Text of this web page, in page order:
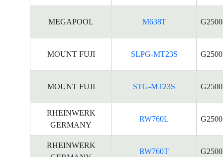
MEGAPOOL M638T
MOUNT FUJI SLPG-MT23S
MOUNT FUJI STG-MT23S
RHEINWERK
GERMANY
RW760L
RHEINWERK
RW760T